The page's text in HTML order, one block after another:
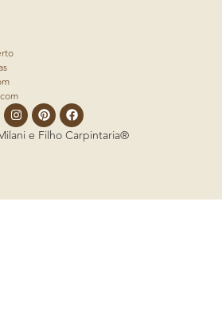
e Filho Carpintaria®